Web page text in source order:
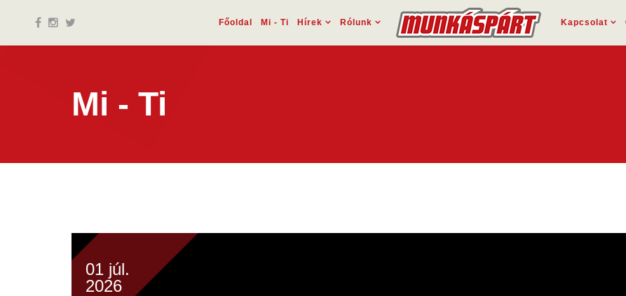
Főoldal Mi - Ti Hírek Rólunk Kapcsolat
Mi - Ti
01 júl.
2026